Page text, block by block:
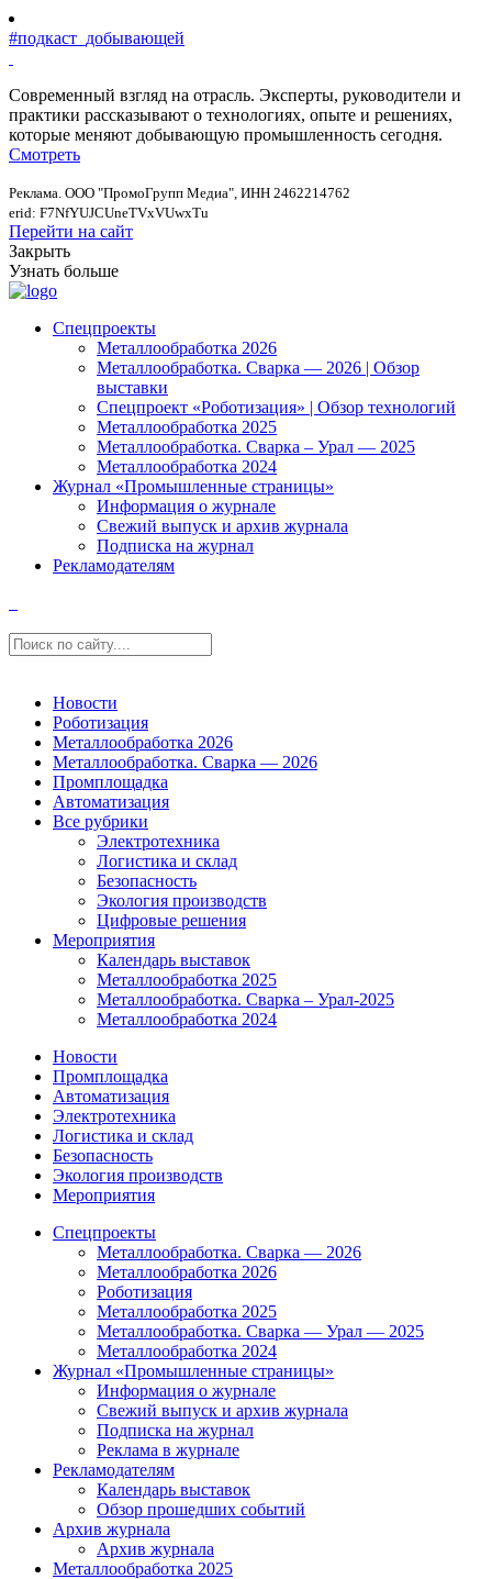
#подкаст_добывающей
Современный взгляд на отрасль. Эксперты, руководители и
практики рассказывают о технологиях, опыте и решениях,
которые меняют добывающую промышленность сегодня.
Смотреть
Реклама. ООО "ПромоГрупп Медиа", ИНН 2462214762
erid: F7NfYUJCUneTVxVUwxTu
Перейти на сайт
Закрыть
Узнать больше
Спецпроекты
Металлообработка 2026
Металлообработка. Сварка — 2026 | Обзор
выставки
Спецпроект «Роботизация» | Обзор технологий
Металлообработка 2025
Металлообработка. Сварка – Урал — 2025
Металлообработка 2024
Журнал «Промышленные страницы»
Информация о журнале
Свежий выпуск и архив журнала
Подписка на журнал
Рекламодателям
Новости
Роботизация
Металлообработка 2026
Металлообработка. Сварка — 2026
Промплощадка
Автоматизация
Все рубрики
Электротехника
Логистика и склад
Безопасность
Экология производств
Цифровые решения
Мероприятия
Календарь выставок
Металлообработка 2025
Металлообработка. Сварка – Урал-2025
Металлообработка 2024
Новости
Промплощадка
Автоматизация
Электротехника
Логистика и склад
Безопасность
Экология производств
Мероприятия
Спецпроекты
Металлообработка. Сварка — 2026
Металлообработка 2026
Роботизация
Металлообработка 2025
Металлообработка. Сварка — Урал — 2025
Металлообработка 2024
Журнал «Промышленные страницы»
Информация о журнале
Свежий выпуск и архив журнала
Подписка на журнал
Реклама в журнале
Рекламодателям
Календарь выставок
Обзор прошедших событий
Архив журнала
Архив журнала
Металлообработка 2025